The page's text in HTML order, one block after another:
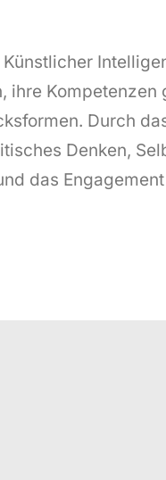
ihre
Durch
Denken,
das